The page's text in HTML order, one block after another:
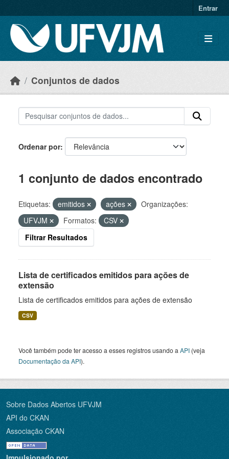
Entrar
Conjuntos de dados
Ordenar por
1 conjunto de dados encontrado
Etiquetas: emitidos ações
Organizações:
UFVJM
Formatos:
CSV
Filtrar Resultados
Lista de certificados emitidos para ações de
extensão
Lista de certificados emitidos para ações de extensão
CSV
Você também pode ter acesso a esses registros usando a API (veja
Documentação da API).
Sobre Dados Abertos UFVJM
API do CKAN
Associação CKAN